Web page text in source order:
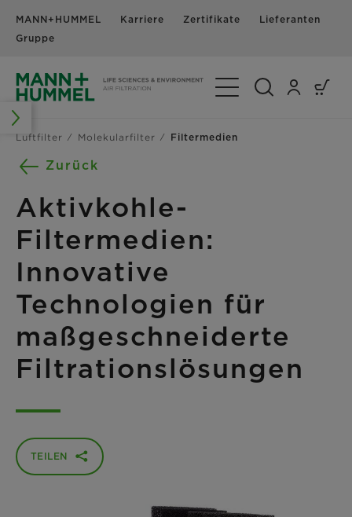
MANN+HUMMEL
Gruppe
Karriere Zertifikate Lieferanten
Navigation
Luftfilter Molekularfilter Filtermedien
Zurück
Aktivkohle-
Filtermedien:
Innovative
Technologien für
maßgeschneiderte
Filtrationslösungen
TEILEN